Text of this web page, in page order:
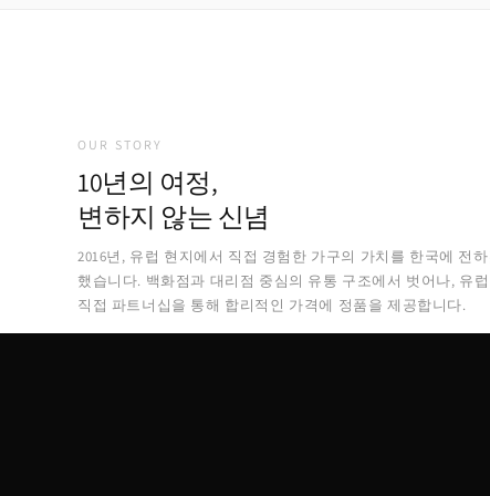
OUR STORY
10년의 여정,
변하지 않는 신념
2016년, 유럽 현지에서 직접 경험한 가구의 가치를 한국에 전
했습니다. 백화점과 대리점 중심의 유통 구조에서 벗어나, 유
직접 파트너십을 통해 합리적인 가격에 정품을 제공합니다.